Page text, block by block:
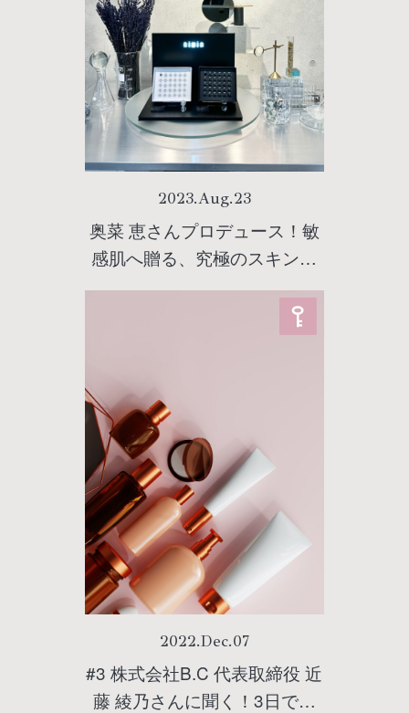
2023.Aug.23
奥菜 恵さんプロデュース！敏
感肌へ贈る、究極のスキンケ
アブランド『ni-Nin(ニーニ
2022.Dec.07
#3 株式会社B.C 代表取締役 近
藤 綾乃さんに聞く！3日でバ